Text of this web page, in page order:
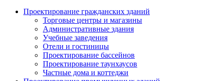
Проектирование гражданских зданий
Торговые центры и магазины
Административные здания
Учебные заведения
Отели и гостиницы
Проектирование бассейнов
Проектирование таунхаусов
Частные дома и коттеджи